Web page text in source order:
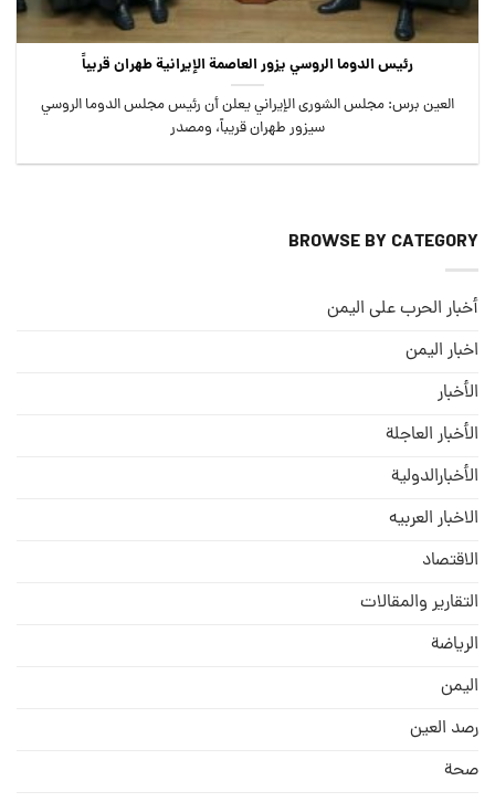
رئيس الدوما الروسي يزور العاصمة الإيرانية طهران قريباً
العين برس: مجلس الشورى الإيراني يعلن أن رئيس مجلس الدوما الروسي
سيزور طهران قريباً، ومصدر
BROWSE BY CATEGORY
أخبار الحرب على اليمن
اخبار اليمن
الأخبار
الأخبار العاجلة
الأخبارالدولية
الاخبار العربيه
الاقتصاد
التقارير والمقالات
الریاضة
الیمن
رصد العین
صحة